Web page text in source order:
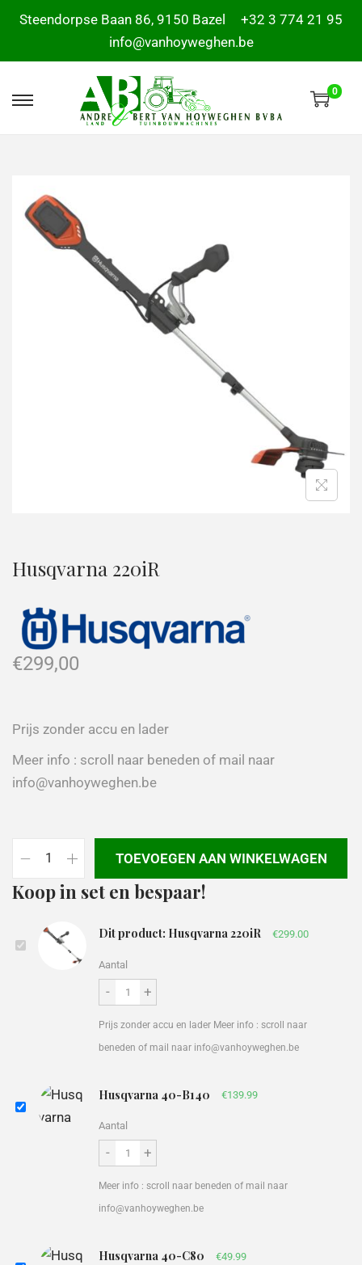
Steendorpse Baan 86, 9150 Bazel
+32 3 774 21 95
info@vanhoyweghen.be
0
Husqvarna 220iR
€299,00
Prijs zonder accu en lader
Meer info : scroll naar beneden of mail naar
info@vanhoyweghen.be
TOEVOEGEN AAN WINKELWAGEN
Koop in set en bespaar!
Dit product: Husqvarna 220iR €299.00
Aantal
- +
Prijs zonder accu en lader Meer info : scroll naar
beneden of mail naar info@vanhoyweghen.be
Husqvarna 40-B140 €139.99
Aantal
- +
Meer info : scroll naar beneden of mail naar
info@vanhoyweghen.be
Husqvarna 40-C80 €49.99